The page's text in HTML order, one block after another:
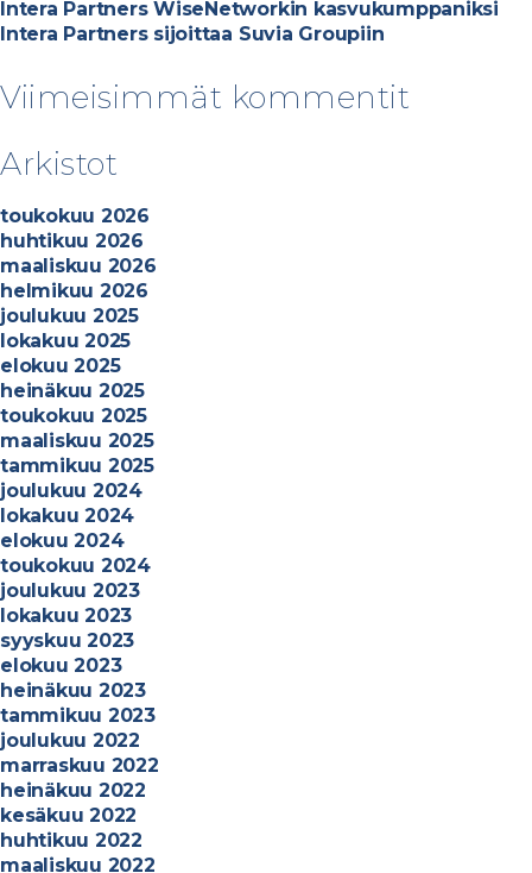
Intera Partners WiseNetworkin kasvukumppaniksi
Intera Partners sijoittaa Suvia Groupiin
Viimeisimmät kommentit
Arkistot
toukokuu 2026
huhtikuu 2026
maaliskuu 2026
helmikuu 2026
joulukuu 2025
lokakuu 2025
elokuu 2025
heinäkuu 2025
toukokuu 2025
maaliskuu 2025
tammikuu 2025
joulukuu 2024
lokakuu 2024
elokuu 2024
toukokuu 2024
joulukuu 2023
lokakuu 2023
syyskuu 2023
elokuu 2023
heinäkuu 2023
tammikuu 2023
joulukuu 2022
marraskuu 2022
heinäkuu 2022
kesäkuu 2022
huhtikuu 2022
maaliskuu 2022